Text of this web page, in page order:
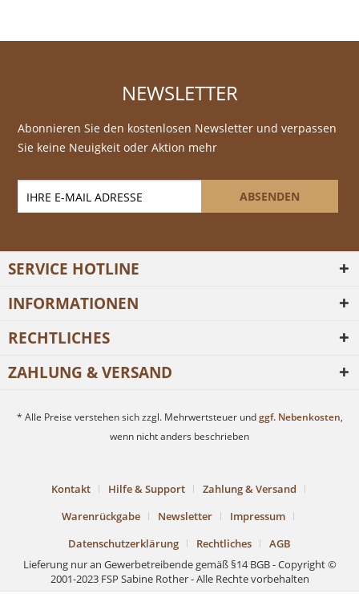
NEWSLETTER
Abonnieren Sie den kostenlosen Newsletter und verpassen
Sie keine Neuigkeit oder Aktion mehr
ABSENDEN
SERVICE HOTLINE
INFORMATIONEN
RECHTLICHES
ZAHLUNG & VERSAND
* Alle Preise verstehen sich zzgl. Mehrwertsteuer undggf. Nebenkosten,
wenn nicht anders beschrieben
Kontakt Hilfe & Support
Zahlung & Versand
Warenrückgabe
Newsletter
Impressum
Datenschutzerklärung
Rechtliches
AGB
Lieferung nur an Gewerbetreibende gemäß §14 BGB - Copyright ©
2001-2023 FSP Sabine Rother - Alle Rechte vorbehalten